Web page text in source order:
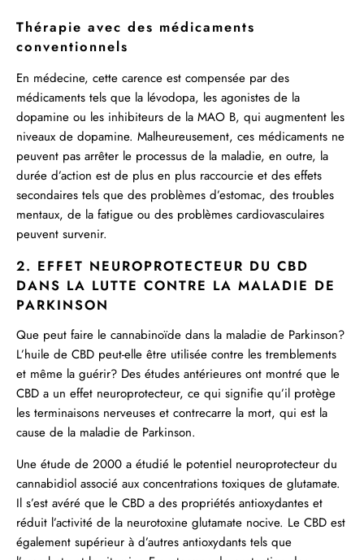
Thérapie avec des médicaments
conventionnels
En médecine, cette carence est compensée par des
médicaments tels que la lévodopa, les agonistes de la
dopamine ou les inhibiteurs de la MAO B, qui augmentent les
niveaux de dopamine. Malheureusement, ces médicaments ne
peuvent pas arrêter le processus de la maladie, en outre, la
durée d’action est de plus en plus raccourcie et des effets
secondaires tels que des problèmes d’estomac, des troubles
mentaux, de la fatigue ou des problèmes cardiovasculaires
peuvent survenir.
2. EFFET NEUROPROTECTEUR DU CBD
DANS LA LUTTE CONTRE LA MALADIE DE
PARKINSON
Que peut faire le cannabinoïde dans la maladie de Parkinson?
L’huile de CBD peut-elle être utilisée contre les tremblements
et même la guérir? Des études antérieures ont montré que le
CBD a un effet neuroprotecteur, ce qui signifie qu’il protège
les terminaisons nerveuses et contrecarre la mort, qui est la
cause de la maladie de Parkinson.
Une étude de 2000 a étudié le potentiel neuroprotecteur du
cannabidiol associé aux concentrations toxiques de glutamate.
Il s’est avéré que le CBD a des propriétés antioxydantes et
réduit l’activité de la neurotoxine glutamate nocive. Le CBD est
également supérieur à d’autres antioxydants tels que